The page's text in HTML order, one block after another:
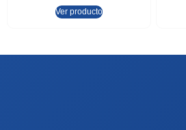
Ver producto